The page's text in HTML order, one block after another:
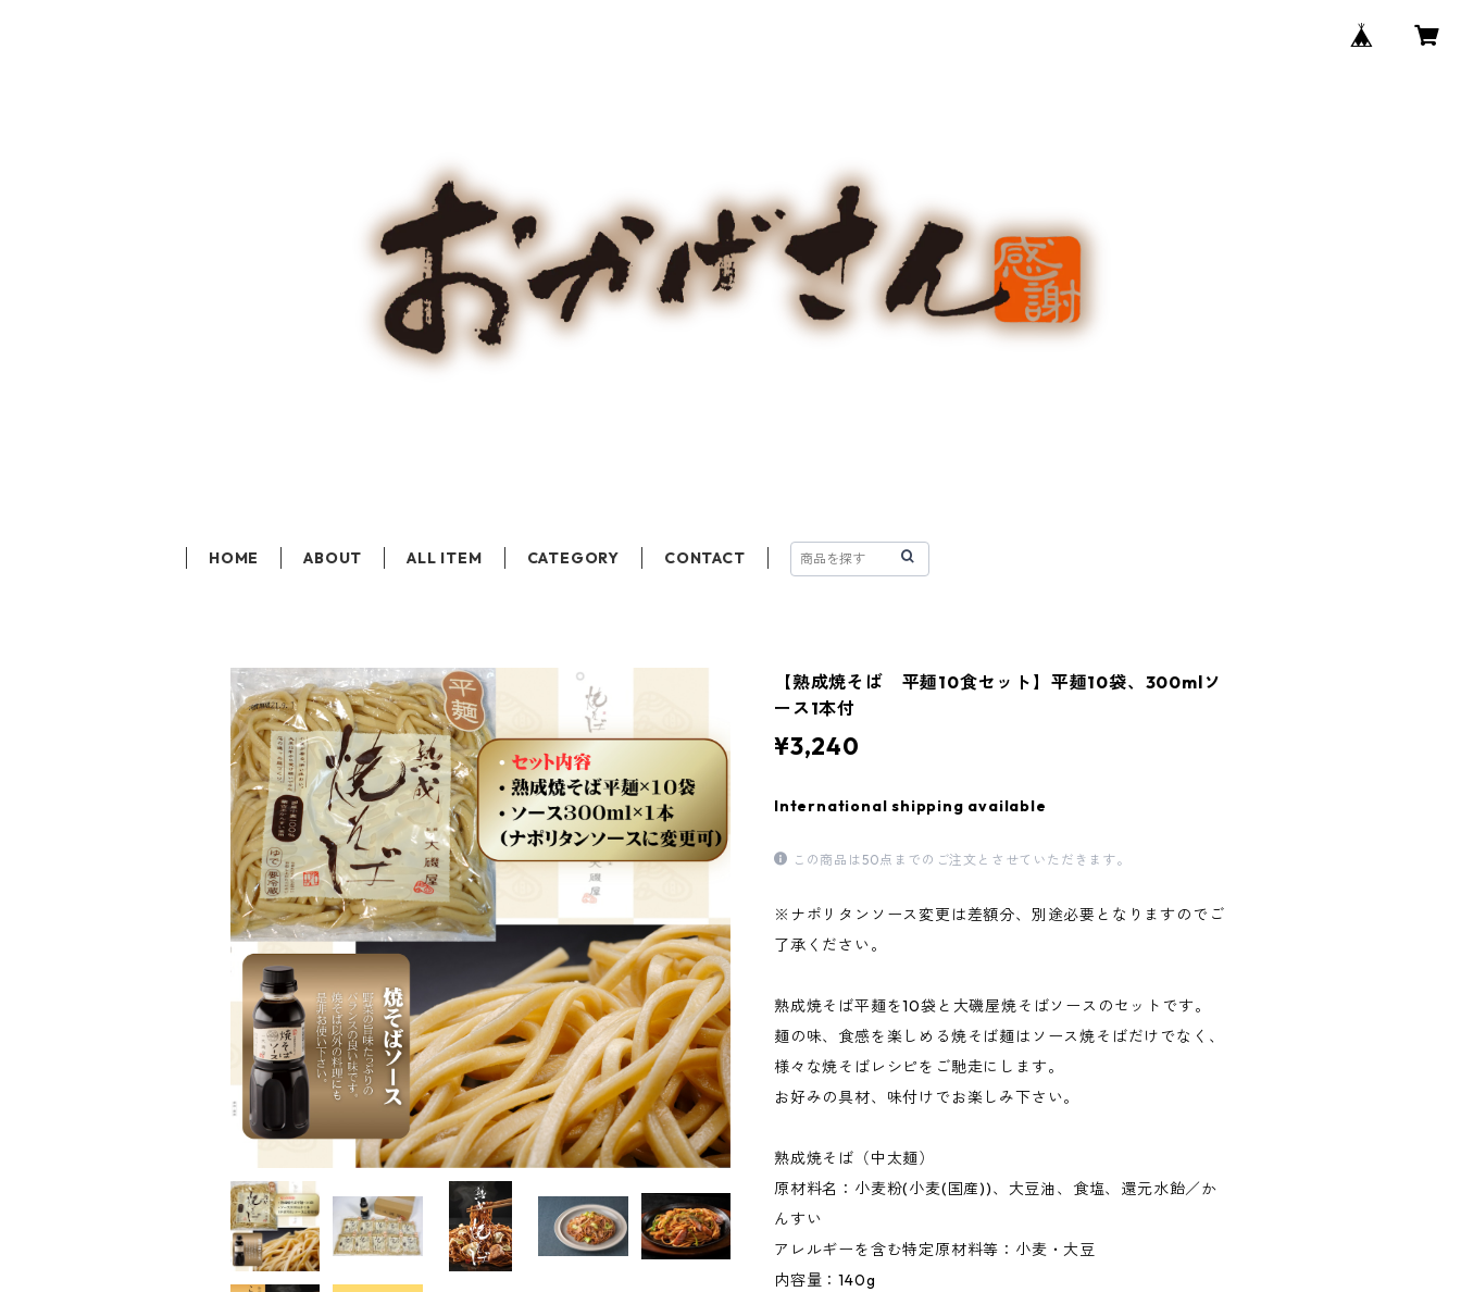
HOME ABOUT ALL ITEM CATEGORY CONTACT
【熟成焼そば 平麺10食セット】平麺10袋、300mlソ
ース1本付
¥3,240
International shipping available
この商品は50点までのご注文とさせていただきます。
※ナポリタンソース変更は差額分、別途必要となりますのでご
了承ください。
熟成焼そば平麺を10袋と大磯屋焼そばソースのセットです。
麺の味、食感を楽しめる焼そば麺はソース焼そばだけでなく、
様々な焼そばレシピをご馳走にします。
お好みの具材、味付けでお楽しみ下さい。
熟成焼そば（中太麺）
原材料名：小麦粉(小麦(国産))、大豆油、食塩、還元水飴／か
んすい
アレルギーを含む特定原材料等：小麦・大豆
内容量：140g